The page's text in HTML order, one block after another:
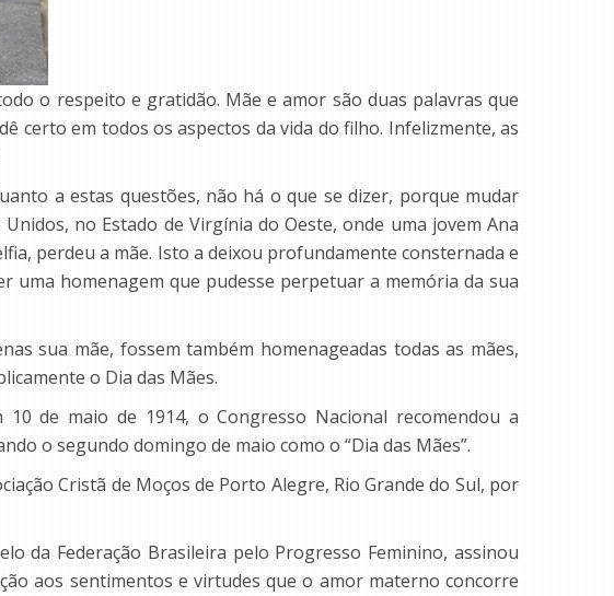
o respeito e gratidão. Mãe e amor são duas palavras que
certo em todos os aspectos da vida do filho. Infelizmente, as
a estas questões, não há o que se dizer, porque mudar
no Estado de Virgínia do Oeste, onde uma jovem Ana
perdeu a mãe. Isto a deixou profundamente consternada e
uma homenagem que pudesse perpetuar a memória da sua
sua mãe, fossem também homenageadas todas as mães,
o Dia das Mães.
de maio de 1914, o Congresso Nacional recomendou a
o segundo domingo de maio como o “Dia das Mães”.
Cristã de Moços de Porto Alegre, Rio Grande do Sul, por
da Federação Brasileira pelo Progresso Feminino, assinou
aos sentimentos e virtudes que o amor materno concorre